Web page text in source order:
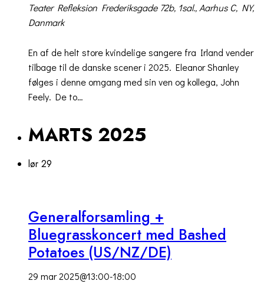
Teater Refleksion Frederiksgade 72b, 1sal., Aarhus C, NY,
Danmark
En af de helt store kvindelige sangere fra Irland vender
tilbage til de danske scener i 2025. Eleanor Shanley
følges i denne omgang med sin ven og kollega, John
Feely. De to…
MARTS 2025
lør 29
Generalforsamling +
Bluegrasskoncert med Bashed
Potatoes (US/NZ/DE)
29 mar 2025@13:00-18:00